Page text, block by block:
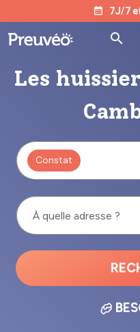
7J/7
Les
Constat
À quelle adresse ?